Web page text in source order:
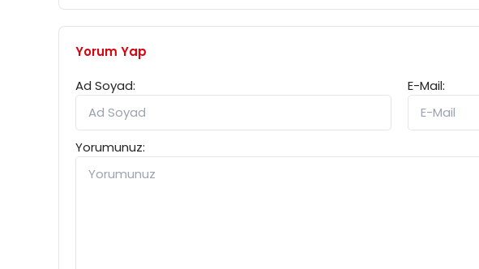
Yorum Yap
Ad Soyad:
E-Mail:
Yorumunuz: